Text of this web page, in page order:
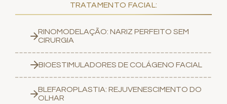
TRATAMENTO FACIAL:
RINOMODELAÇÃO: NARIZ PERFEITO SEM
CIRURGIA
BIOESTIMULADORES DE COLÁGENO FACIAL
BLEFAROPLASTIA: REJUVENESCIMENTO DO
OLHAR